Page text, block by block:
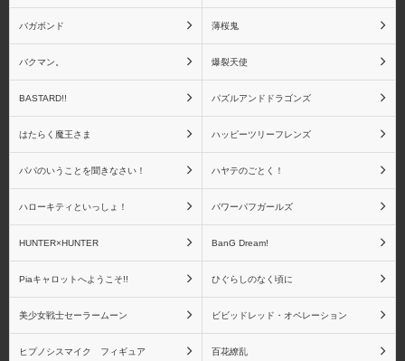
Fate リアルアクション
ヒーローズシリーズ
Fate ねんどろいどシリ
ーズ
青島文化教材社 アイズプロジェクト
バガボンド 薄桜鬼
バクマン。 爆裂天使
BASTARD!! パズルアンドドラゴンズ
はたらく魔王さま ハッピーツリーフレンズ
パパのいうことを聞きなさい！ ハヤテのごとく！
ハローキティといっしょ！ パワーパフガールズ
HUNTER×HUNTER BanG Dream!
Piaキャロットへようこそ!! ひぐらしのなく頃に
美少女戦士セーラームーン ビビッドレッド・オペレーション
ヒプノシスマイク フィギュア 百花繚乱